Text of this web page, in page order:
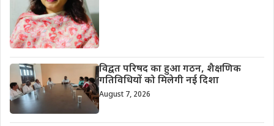
विद्वत परिषद का हुआ गठन, शैक्षणिक
गतिविधियों को मिलेगी नई दिशा
August 7, 2026